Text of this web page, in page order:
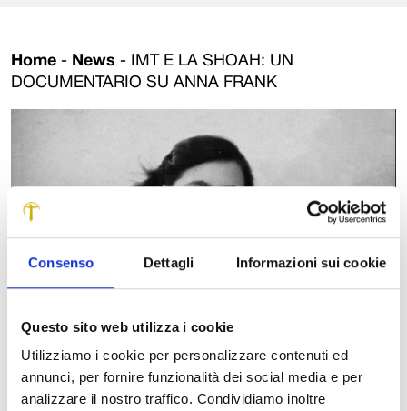
Consenso Dettagli Informazioni sui cookie
Questo sito web utilizza i cookie
Utilizziamo i cookie per personalizzare contenuti ed
annunci, per fornire funzionalità dei social media e per
analizzare il nostro traffico. Condividiamo inoltre
Home - News -
IMT E LA SHOAH: UN
DOCUMENTARIO SU ANNA FRANK
La scuola lmt celebrerà il Giorno della Memoria lunedì 27 gennaio, con
la proiezione del film ‘#AnneFrank. Vite parallele’. La proiezione si terrà
nella Cappella Guinigi, alle 20.30 e sarà a ingresso libero. Il